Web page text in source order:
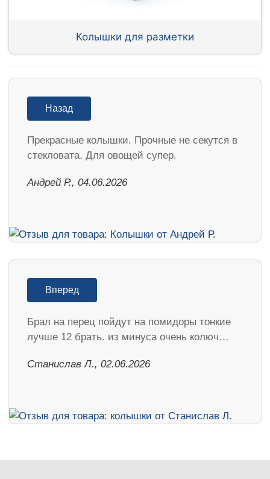
Колышки для разметки
Назад
Прекрасные колышки. Прочные не секутся в
стекловата. Для овощей супер.
Андрей Р., 04.06.2026
Вперед
Брал на перец пойдут на помидоры тонкие
лучше 12 брать. из минуса очень колюч…
Станислав Л., 02.06.2026